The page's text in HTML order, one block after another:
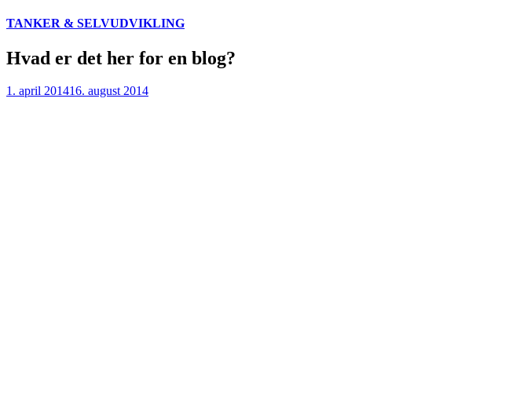
Skip
content
TANKER & SELVUDVIKLING
Hvad er det her for en blog?
1. april 201416. august 2014